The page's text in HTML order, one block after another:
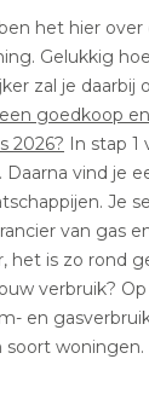
het hier over
Gelukkig
zal je daarbij
goedkoop
2026? In stap
Daarna vind je
Je
van gas
het is zo rond
verbruik?
en
woningen.